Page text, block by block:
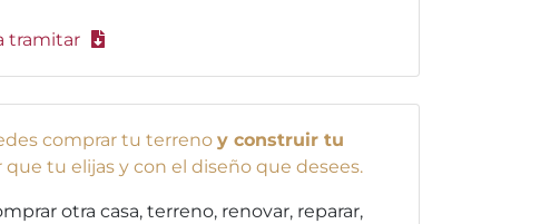
tramitar
comprar tu terreno y construir tu
que tu elijas y con el diseño que desees.
otra casa, terreno, renovar, reparar,